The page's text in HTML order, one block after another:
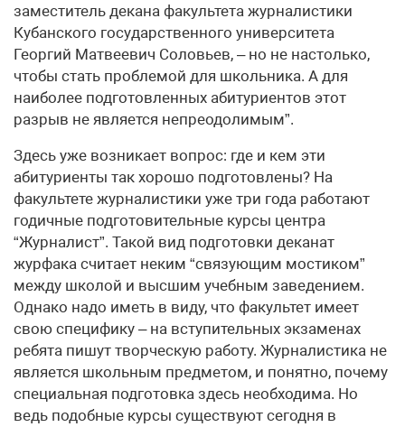
заместитель декана факультета журналистики
Кубанского государственного университета
Георгий Матвеевич Соловьев, – но не настолько,
чтобы стать проблемой для школьника. А для
наиболее подготовленных абитуриентов этот
разрыв не является непреодолимым”.
Здесь уже возникает вопрос: где и кем эти
абитуриенты так хорошо подготовлены? На
факультете журналистики уже три года работают
годичные подготовительные курсы центра
“Журналист”. Такой вид подготовки деканат
журфака считает неким “связующим мостиком”
между школой и высшим учебным заведением.
Однако надо иметь в виду, что факультет имеет
свою специфику – на вступительных экзаменах
ребята пишут творческую работу. Журналистика не
является школьным предметом, и понятно, почему
специальная подготовка здесь необходима. Но
ведь подобные курсы существуют сегодня в